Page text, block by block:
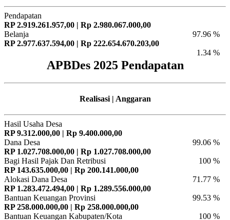
Pendapatan
RP 2.919.261.957,00 | Rp 2.980.067.000,00
97.96 %
Belanja
RP 2.977.637.594,00 | Rp 222.654.670.203,00
1.34 %
APBDes 2025 Pendapatan
Realisasi | Anggaran
Hasil Usaha Desa
RP 9.312.000,00 | Rp 9.400.000,00
99.06 %
Dana Desa
RP 1.027.708.000,00 | Rp 1.027.708.000,00
100 %
Bagi Hasil Pajak Dan Retribusi
RP 143.635.000,00 | Rp 200.141.000,00
71.77 %
Alokasi Dana Desa
RP 1.283.472.494,00 | Rp 1.289.556.000,00
99.53 %
Bantuan Keuangan Provinsi
RP 258.000.000,00 | Rp 258.000.000,00
100 %
Bantuan Keuangan Kabupaten/Kota